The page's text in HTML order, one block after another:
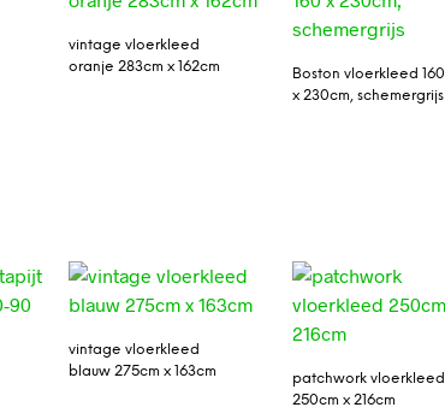
vintage vloerkleed
oranje 283cm x 162cm
Boston vloerkleed 160
x 230cm, schemergrijs
vintage vloerkleed
blauw 275cm x 163cm
patchwork vloerkleed
250cm x 216cm